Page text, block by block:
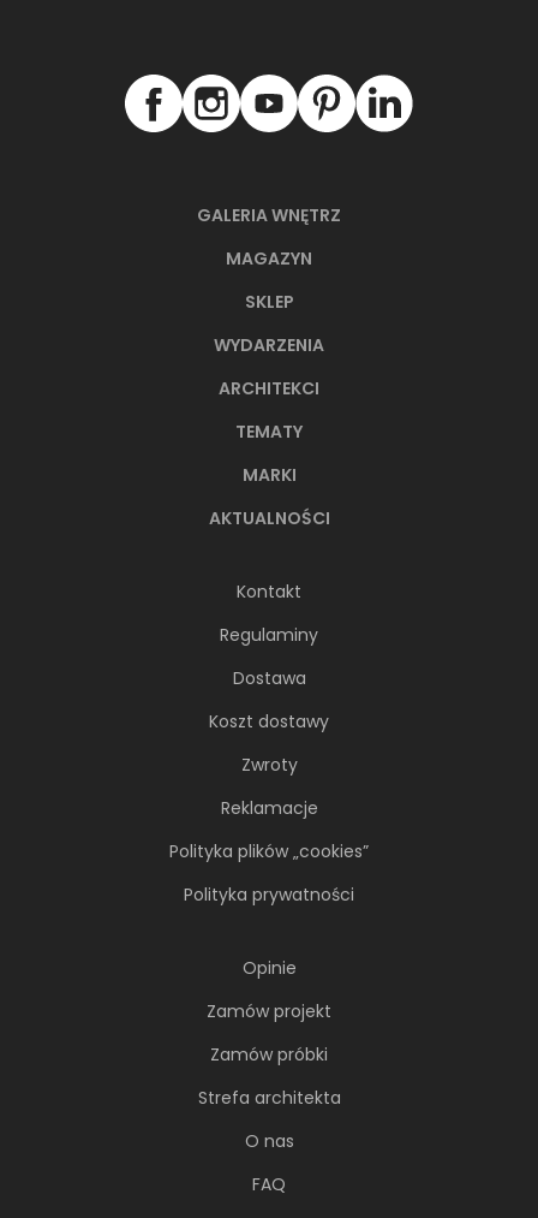
GALERIA WNĘTRZ
MAGAZYN
SKLEP
WYDARZENIA
ARCHITEKCI
TEMATY
MARKI
AKTUALNOŚCI
Kontakt
Regulaminy
Dostawa
Koszt dostawy
Zwroty
Reklamacje
Polityka plików „cookies”
Polityka prywatności
Opinie
Zamów projekt
Zamów próbki
Strefa architekta
O nas
FAQ